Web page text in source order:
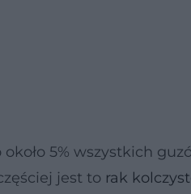
5% wszystkich
jest to rak